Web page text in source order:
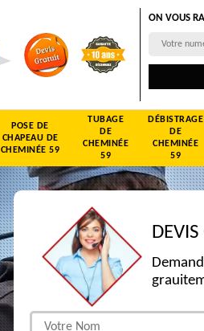
ON VOUS
POSE DE
CHAPEAU DE
CHEMINÉE 59
TUBAGE
DE
CHEMINÉE
59
DÉBISTRAGE
DE
CHEMINÉE
59